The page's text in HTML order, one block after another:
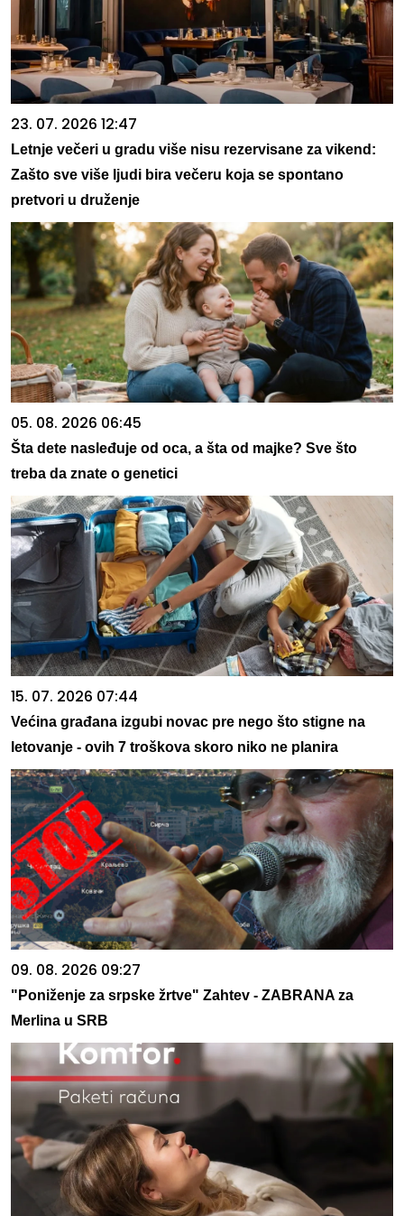
23. 07. 2026 12:47
Letnje večeri u gradu više nisu rezervisane za vikend:
Zašto sve više ljudi bira večeru koja se spontano
pretvori u druženje
05. 08. 2026 06:45
Šta dete nasleđuje od oca, a šta od majke? Sve što
treba da znate o genetici
15. 07. 2026 07:44
Većina građana izgubi novac pre nego što stigne na
letovanje - ovih 7 troškova skoro niko ne planira
09. 08. 2026 09:27
"Poniženje za srpske žrtve" Zahtev - ZABRANA za
Merlina u SRB